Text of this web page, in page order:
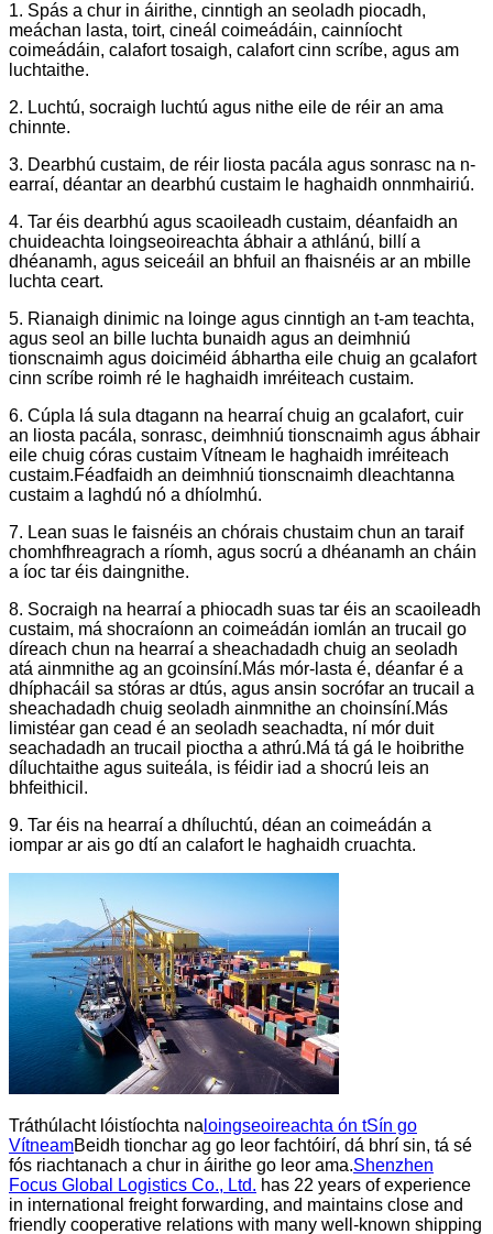
1. Spás a chur in áirithe, cinntigh an seoladh piocadh,
meáchan lasta, toirt, cineál coimeádáin, cainníocht
coimeádáin, calafort tosaigh, calafort cinn scríbe, agus am
luchtaithe.
2. Luchtú, socraigh luchtú agus nithe eile de réir an ama
chinnte.
3. Dearbhú custaim, de réir liosta pacála agus sonrasc na n-
earraí, déantar an dearbhú custaim le haghaidh onnmhairiú.
4. Tar éis dearbhú agus scaoileadh custaim, déanfaidh an
chuideachta loingseoireachta ábhair a athlánú, billí a
dhéanamh, agus seiceáil an bhfuil an fhaisnéis ar an mbille
luchta ceart.
5. Rianaigh dinimic na loinge agus cinntigh an t-am teachta,
agus seol an bille luchta bunaidh agus an deimhniú
tionscnaimh agus doiciméid ábhartha eile chuig an gcalafort
cinn scríbe roimh ré le haghaidh imréiteach custaim.
6. Cúpla lá sula dtagann na hearraí chuig an gcalafort, cuir
an liosta pacála, sonrasc, deimhniú tionscnaimh agus ábhair
eile chuig córas custaim Vítneam le haghaidh imréiteach
custaim.Féadfaidh an deimhniú tionscnaimh dleachtanna
custaim a laghdú nó a dhíolmhú.
7. Lean suas le faisnéis an chórais chustaim chun an taraif
chomhfhreagrach a ríomh, agus socrú a dhéanamh an cháin
a íoc tar éis daingnithe.
8. Socraigh na hearraí a phiocadh suas tar éis an scaoileadh
custaim, má shocraíonn an coimeádán iomlán an trucail go
díreach chun na hearraí a sheachadadh chuig an seoladh
atá ainmnithe ag an gcoinsíní.Más mór-lasta é, déanfar é a
dhíphacáil sa stóras ar dtús, agus ansin socrófar an trucail a
sheachadadh chuig seoladh ainmnithe an choinsíní.Más
limistéar gan cead é an seoladh seachadta, ní mór duit
seachadadh an trucail pioctha a athrú.Má tá gá le hoibrithe
díluchtaithe agus suiteála, is féidir iad a shocrú leis an
bhfeithicil.
9. Tar éis na hearraí a dhíluchtú, déan an coimeádán a
iompar ar ais go dtí an calafort le haghaidh cruachta.
Tráthúlacht lóistíochta na loingseoireachta ón tSín go
VítneamBeidh tionchar ag go leor fachtóirí, dá bhrí sin, tá sé
fós riachtanach a chur in áirithe go leor ama.Shenzhen
Focus Global Logistics Co., Ltd. has 22 years of experience
in international freight forwarding, and maintains close and
friendly cooperative relations with many well-known shipping